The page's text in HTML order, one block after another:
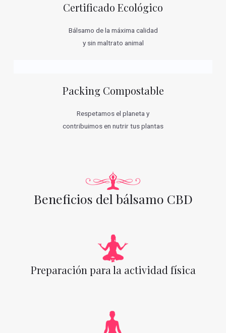
Certificado Ecológico
Bálsamo de la máxima calidad
y sin maltrato animal
Packing Compostable
Respetamos el planeta y
contribuimos en nutrir tus plantas
Beneficios del bálsamo CBD
Preparación para la actividad física